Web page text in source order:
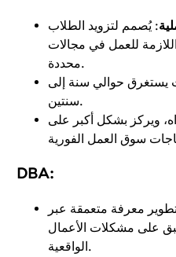
: يُصمم لتزويد الطلاب
اللازمة للعمل في مجالات
محددة.
يستغرق حوالي سنة إلى
سنتين.
ويركز بشكل أكبر على
DBA:
معرفة متعمقة عبر
على مشكلات الأعمال
الواقعية.